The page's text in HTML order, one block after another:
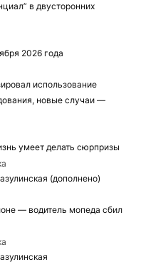
в двусторонних
2026 года
использование
новые случаи —
умеет делать сюрпризы
(дополнено)
— водитель мопеда сбил